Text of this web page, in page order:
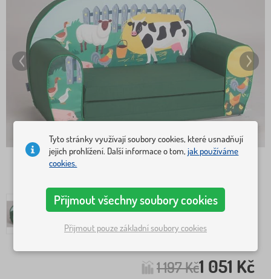
1 197 Kč1 051 Kč
Tyto stránky využívají soubory cookies, které usnadňují
jejich prohlížení. Další informace o tom,jak používáme
cookies.
Přijmout všechny soubory cookies
Přijmout pouze základní soubory cookies